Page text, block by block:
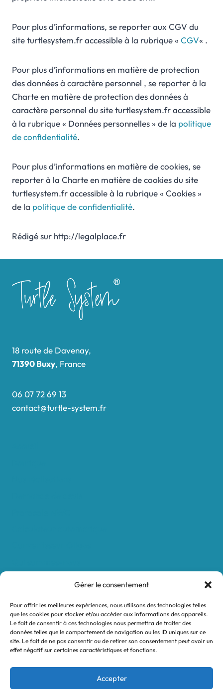
Gérer le consentement
Pour offrir les meilleures expériences, nous utilisons des technologies telles
que les cookies pour stocker et/ou accéder aux informations des appareils.
Le fait de consentir à ces technologies nous permettra de traiter des
données telles que le comportement de navigation ou les ID uniques sur ce
site. Le fait de ne pas consentir ou de retirer son consentement peut avoir un
effet négatif sur certaines caractéristiques et fonctions.
Accepter
Pour plus d’informations, se reporter aux CGV du
site turtlesystem.fr accessible à la rubrique « CGV« .
Pour plus d’informations en matière de protection
des données à caractère personnel , se reporter à la
Charte en matière de protection des données à
caractère personnel du site turtlesystem.fr accessible
à la rubrique « Données personnelles » de la politique
de confidentialité.
Pour plus d’informations en matière de cookies, se
reporter à la Charte en matière de cookies du site
turtlesystem.fr accessible à la rubrique « Cookies »
de la politique de confidentialité.
Rédigé sur http://legalplace.fr
18 route de Davenay,
71390 Buxy, France
06 07 72 69 13
contact@turtle-system.fr
Nos revendeurs
Mon compte
Conditions générales de vente